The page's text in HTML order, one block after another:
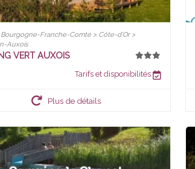
Bourgogne-Franche-Comté > Côte-d'Or >
Auxois
VERT AUXOIS
Tarifs et disponibilités
Plus de détails